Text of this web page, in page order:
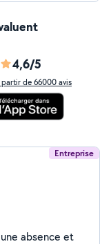
4,6/5
de 66000 avis
Entreprise
absence et